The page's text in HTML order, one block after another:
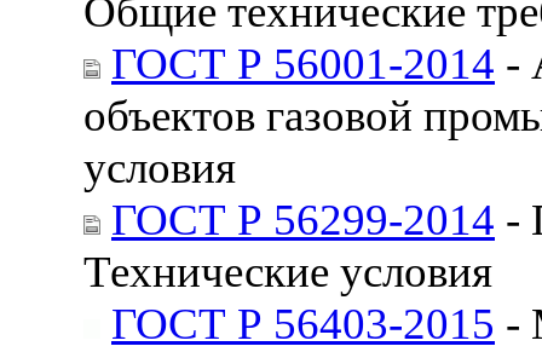
Общие технические
ГОСТ Р 56001-2014 -
объектов газовой
условия
ГОСТ Р 56299-2014 -
Технические условия
ГОСТ Р 56403-2015 -